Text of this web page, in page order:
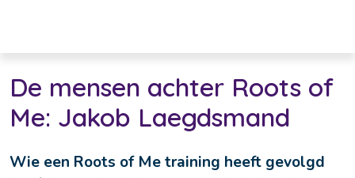
De mensen achter Roots of
Me: Jakob Laegdsmand
Wie een Roots of Me training heeft gevolgd